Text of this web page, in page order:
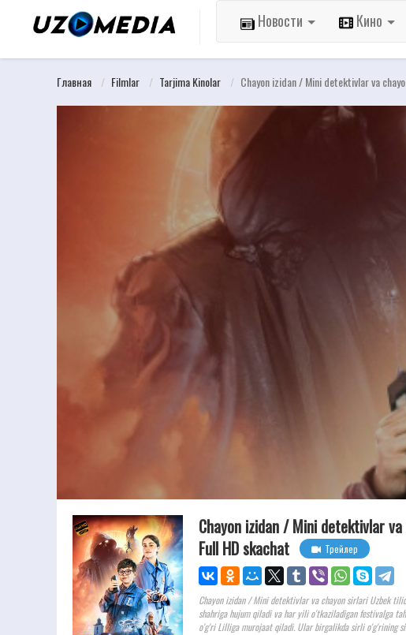
Новости Кино
Главная Filmlar Tarjima Kinolar Chayon izidan / Mini detektivlar va
Chayon izidan / Mini detektivlar
Full HD skachat
Трейлер
Chayon izidan / Mini detektivlar va chayon sirlari Uzbek
shahriga hujum qiladi va har yili o'tkaziladigan festivalga
o'g'ri Lilliga murojaat qiladi. Ular birgalikda sirli o'g'rining